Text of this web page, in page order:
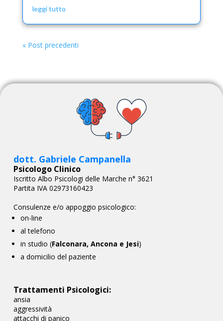
leggi tutto
« Post precedenti
dott. Gabriele Campanella
Psicologo Clinico
Iscritto Albo Psicologi delle Marche n° 3621
Partita IVA 02973160423
Consulenze e/o appoggio psicologico:
on-line
al telefono
in studio (Falconara, Ancona e Jesi)
a domicilio del paziente
Trattamenti Psicologici:
ansia
aggressività
attacchi di panico